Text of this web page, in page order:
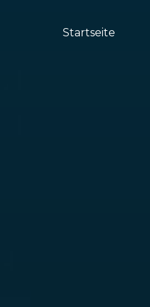
Startseite